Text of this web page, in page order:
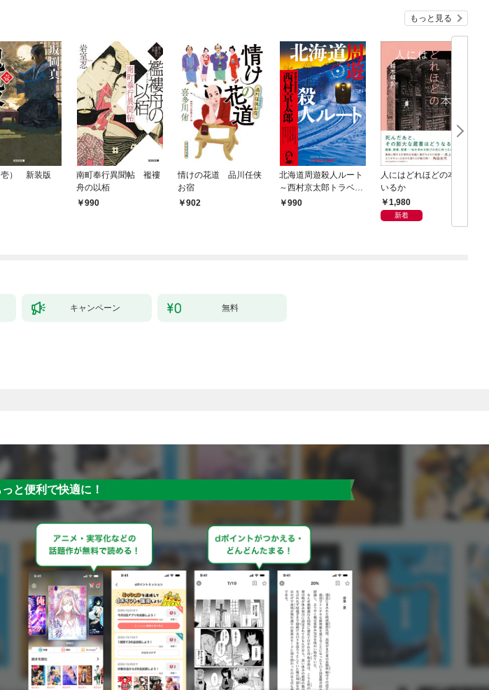
もっと見る
壱） 新装版
南町奉行異聞帖 襤褸
舟の以栢
990
情けの花道 品川任侠
お宿
902
北海道周遊殺人ルート
～西村京太郎トラベル
ミステリー・セレクシ
990
人にはどれほどの本が
いるか
1,980
新着
キャンペーン 無料
と便利で快適に！